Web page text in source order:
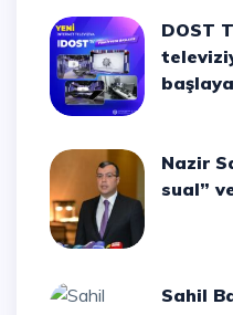
DOST TV – internet
Nazir Sahil Babayev “Vacib
sual”
Sahil Babayev əlilliklə bağlı